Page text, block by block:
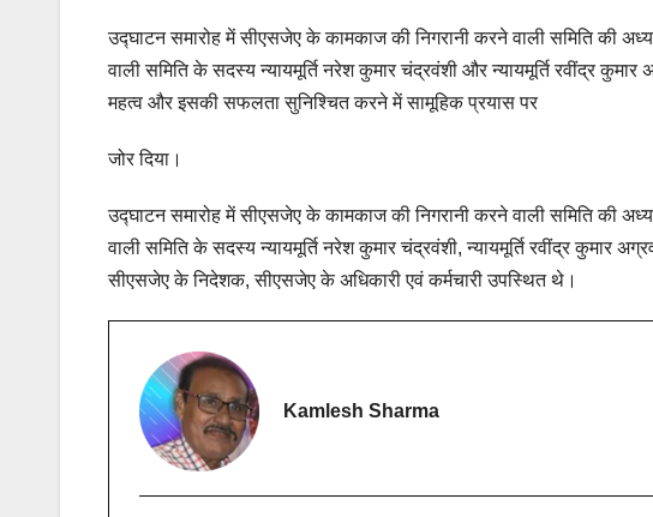
उद्घाटन समारोह में सीएसजेए के कामकाज की निगरानी करने वाली समिति की
वाली समिति के सदस्य न्यायमूर्ति नरेश कुमार चंद्रवंशी और न्यायमूर्ति रवींद्र
महत्व और इसकी सफलता सुनिश्चित करने में सामूहिक प्रयास पर
जोर दिया।
उद्घाटन समारोह में सीएसजेए के कामकाज की निगरानी करने वाली समिति की
वाली समिति के सदस्य न्यायमूर्ति नरेश कुमार चंद्रवंशी, न्यायमूर्ति रवींद्र कुमार
सीएसजेए के निदेशक, सीएसजेए के अधिकारी एवं कर्मचारी उपस्थित थे।
Kamlesh Sharma